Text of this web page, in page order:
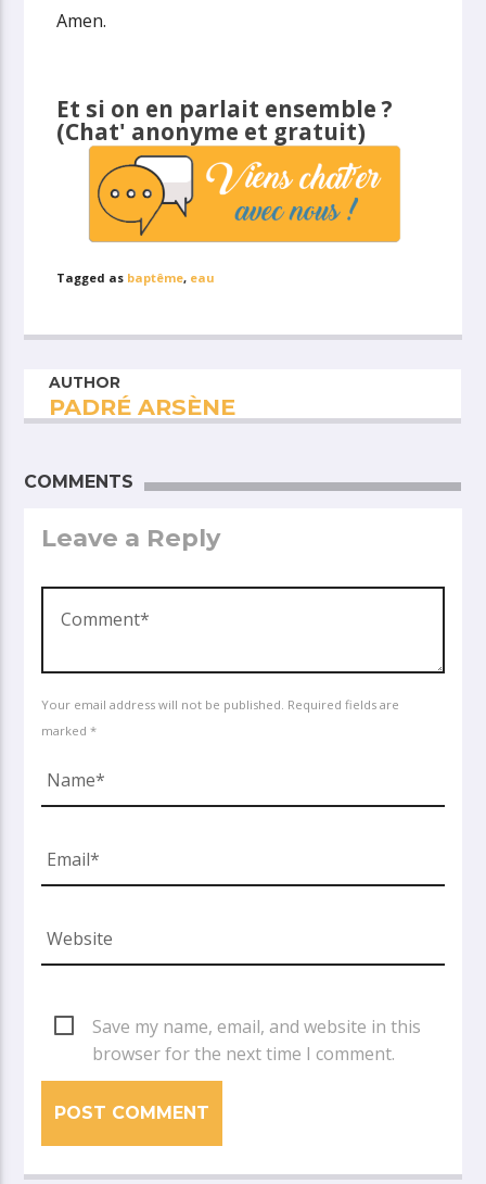
Amen.
Et si on en parlait ensemble ?
(Chat' anonyme et gratuit)
Tagged as baptême, eau
AUTHOR
PADRÉ ARSÈNE
COMMENTS
Leave a Reply
Your email address will not be published. Required fields are
marked *
Save my name, email, and website in this
browser for the next time I comment.